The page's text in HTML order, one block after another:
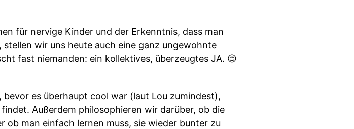
für nervige Kinder und der Erkenntnis, dass man
wir uns heute auch eine ganz ungewohnte
fast niemanden: ein kollektives, überzeugtes JA. 😌
es überhaupt cool war (laut Lou zumindest),
Außerdem philosophieren wir darüber, ob die
ob man einfach lernen muss, sie wieder bunter zu